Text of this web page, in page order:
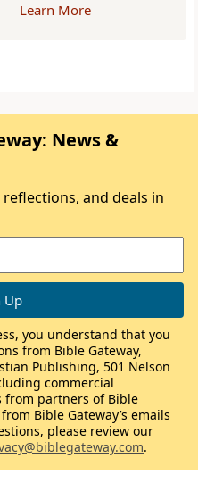
Learn More
News &
and deals in
you understand that you
from Bible Gateway,
Publishing, 501 Nelson
commercial
from partners of Bible
Bible Gateway’s emails
please review our
.